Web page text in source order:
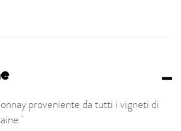
proveniente da tutti i vigneti di